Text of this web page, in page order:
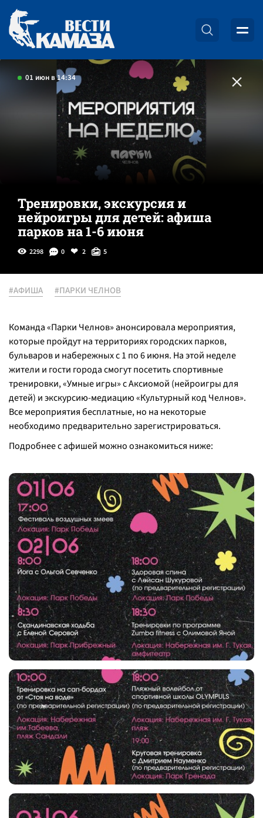
01 июн в 14:34
Тренировки, экскурсия и
нейроигры для детей: афиша
парков на 1-6 июня
2298 0 2 5
#АФИША #ПАРКИ ЧЕЛНОВ
Команда «Парки Челнов» анонсировала мероприятия,
которые пройдут на территориях городских парков,
бульваров и набережных с 1 по 6 июня. На этой неделе
жители и гости города смогут посетить спортивные
тренировки,«Умные игры» с Аксиомой (нейроигры для
детей) и экскурсию-медиацию «Культурный код Челнов».
Все мероприятия бесплатные, но на некоторые
необходимо предварительно зарегистрироваться.
Подробнее с афишей можно ознакомиться ниже: